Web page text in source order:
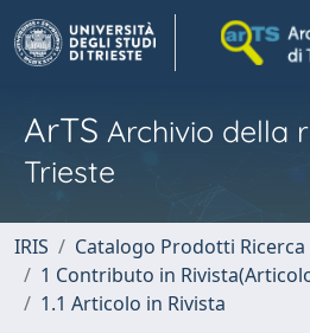
ArTS Archivio della
Trieste
IRIS
Catalogo Prodotti Ricerca
1 Contributo in
1.1 Articolo in Rivista